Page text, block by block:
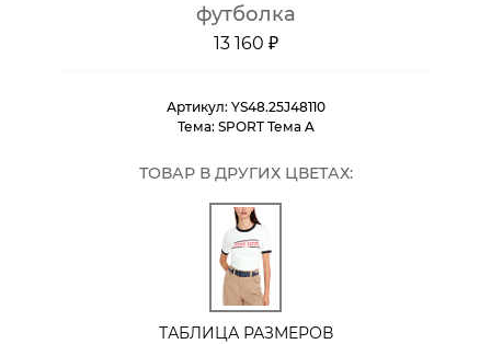
футболка
13 160 ₽
Артикул: YS48.25J48110
Тема: SPORT Тема A
ТОВАР В ДРУГИХ ЦВЕТАХ:
ТАБЛИЦА РАЗМЕРОВ